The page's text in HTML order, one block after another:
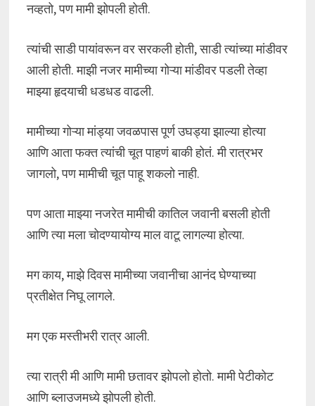
नव्हतो, पण मामी झोपली होती.
त्यांची साडी पायांवरून वर सरकली होती, साडी त्यांच्या मांडीवर
आली होती. माझी नजर मामीच्या गोऱ्या मांडीवर पडली तेव्हा
माझ्या हृदयाची धडधड वाढली.
मामीच्या गोऱ्या मांड्या जवळपास पूर्ण उघड्या झाल्या होत्या
आणि आता फक्त त्यांची चूत पाहणं बाकी होतं. मी रात्रभर
जागलो, पण मामीची चूत पाहू शकलो नाही.
पण आता माझ्या नजरेत मामीची कातिल जवानी बसली होती
आणि त्या मला चोदण्यायोग्य माल वाटू लागल्या होत्या.
मग काय, माझे दिवस मामीच्या जवानीचा आनंद घेण्याच्या
प्रतीक्षेत निघू लागले.
मग एक मस्तीभरी रात्र आली.
त्या रात्री मी आणि मामी छतावर झोपलो होतो. मामी पेटीकोट
आणि ब्लाउजमध्ये झोपली होती.